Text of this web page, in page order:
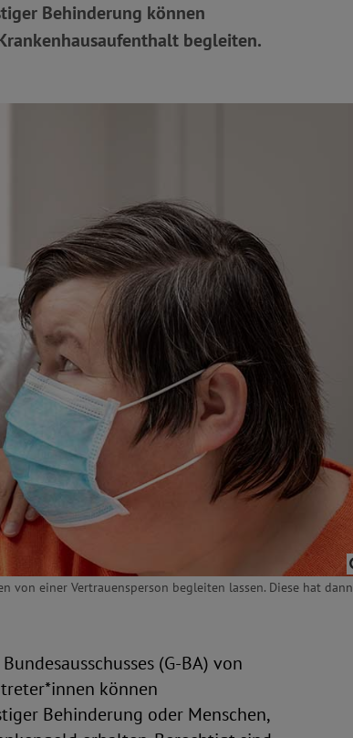
Behinderung können
begleiten.
einer Vertrauensperson begleiten lassen. Diese hat dann
(G-BA) von
können
Behinderung oder Menschen,